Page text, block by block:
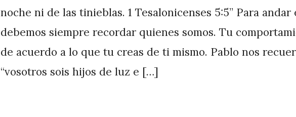
r
e
noche ni de las tinieblas. 1 Tesalonicenses 5:5” Para andar
debemos siempre recordar quienes somos. Tu
de acuerdo a lo que tu creas de ti mismo. Pablo nos
“vosotros sois hijos de luz e […]